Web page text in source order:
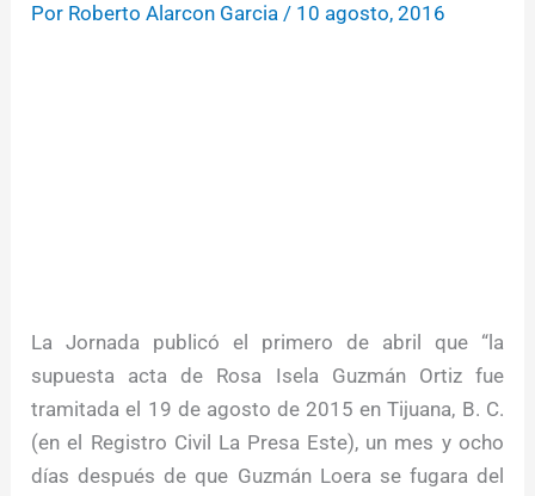
Por Roberto Alarcon Garcia / 10 agosto, 2016
La Jornada publicó el primero de abril que “la
supuesta acta de Rosa Isela Guzmán Ortiz fue
tramitada el 19 de agosto de 2015 en Tijuana, B. C.
(en el Registro Civil La Presa Este), un mes y ocho
días después de que Guzmán Loera se fugara del